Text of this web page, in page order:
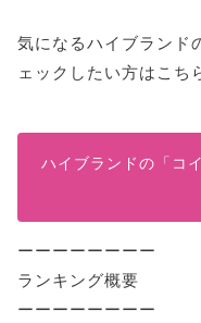
気になるハイブランド
ェックしたい方はこち
ハイブランドの「コ
ーーーーーーーー
ランキング概要
ーーーーーーーー